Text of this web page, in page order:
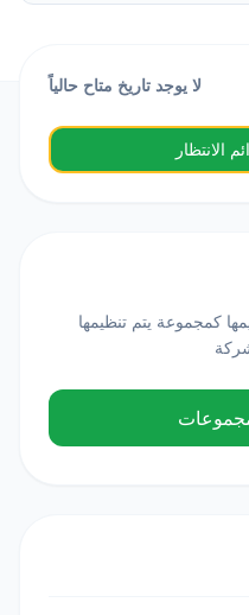
لا يوجد تاريخ متاح حالياً
الانتظار
كمجموعة يتم تنظيمها